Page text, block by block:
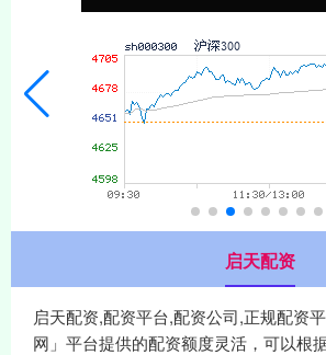
启天配资
启天配资,配资平台,配资公司,正规配资
网」平台提供的配资额度灵活，可以根